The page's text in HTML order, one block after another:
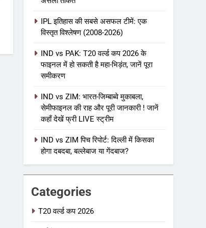
IPL इतिहास की सबसे असफल टीमें: एक
विस्तृत विश्लेषण (2008-2026)
IND vs PAK: T20 वर्ल्ड कप 2026 के
फाइनल में हो सकती है महा-भिड़ंत, जानें पूरा
समीकरण
IND vs ZIM: भारत-जिम्बाब्वे मुकाबला,
सेमीफाइनल की राह और पूरी जानकारी ! जानें
कहाँ देखें फ्री LIVE स्ट्रीम
IND vs ZIM पिच रिपोर्ट: दिल्ली में किसका
होगा दबदबा, बल्लेबाज या गेंदबाज?
Categories
T20 वर्ल्ड कप 2026
IPL Net Worth 2026: 18.5 अरब
डॉलर के क्रिकेट साम्राज्य का पूरा
विश्लेषण
आईपीएल 2026
IPL टीम के मालिक: फ्रेंचाइजी के पीछे
की असली ताकत
आईपीएल 2026 क्रिकेट
IPL इतिहास की सबसे असफल टीमें: एक
विस्तृत विश्लेषण (2008-2026)
क्रिकेट